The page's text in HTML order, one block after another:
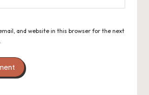
and website in this browser for the next